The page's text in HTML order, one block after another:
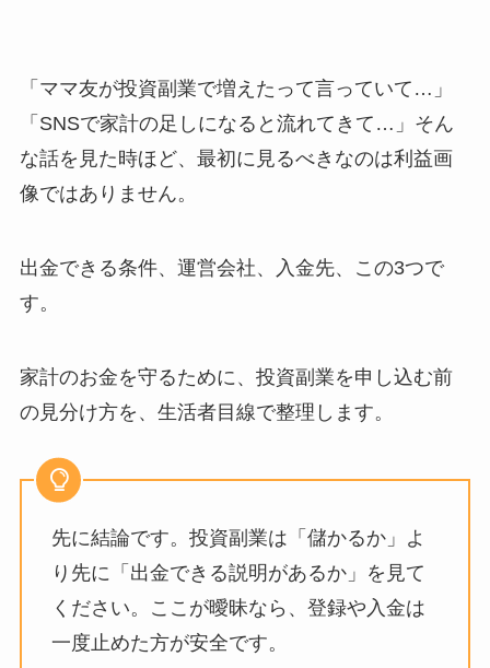
「ママ友が投資副業で増えたって言っていて…」
「SNSで家計の足しになると流れてきて…」そん
な話を見た時ほど、最初に見るべきなのは利益画
像ではありません。
出金できる条件、運営会社、入金先、この3つで
す。
家計のお金を守るために、投資副業を申し込む前
の見分け方を、生活者目線で整理します。
先に結論です。投資副業は「儲かるか」よ
り先に「出金できる説明があるか」を見て
ください。ここが曖昧なら、登録や入金は
一度止めた方が安全です。